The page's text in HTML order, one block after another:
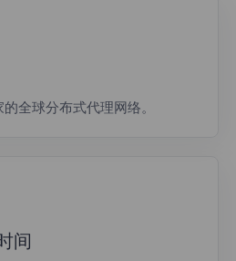
全球分布式代理网络。
间